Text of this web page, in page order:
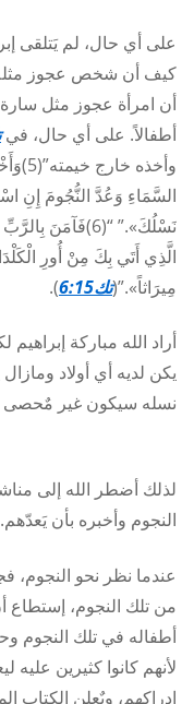
على أي حال، لم يَتلقى
كيف أن شخص عجوز مثله
أن امرأة عجوز مثل
أطفالاً. على أي حال، في
السَّمَاءِ وَعُدَّ النُّجُومَ إِنِ
الَّذِي أَتَي بِكَ مِنْ أُورِ
مِيرَاثاً».”(تك6:15 ).
أراد الله مباركة إبراهيم
يكن لديه أي أولاد
نسله سيكون غير مٌحصى
لذلك أضطر الله إلى
النجوم وأخبره بأن
عندما نظر نحو النجوم،
من تلك النجوم،
أطفاله في تلك النجوم
لأنهم كانوا كثيرين عليه
إدراكهم، ويٌعلن الكتاب